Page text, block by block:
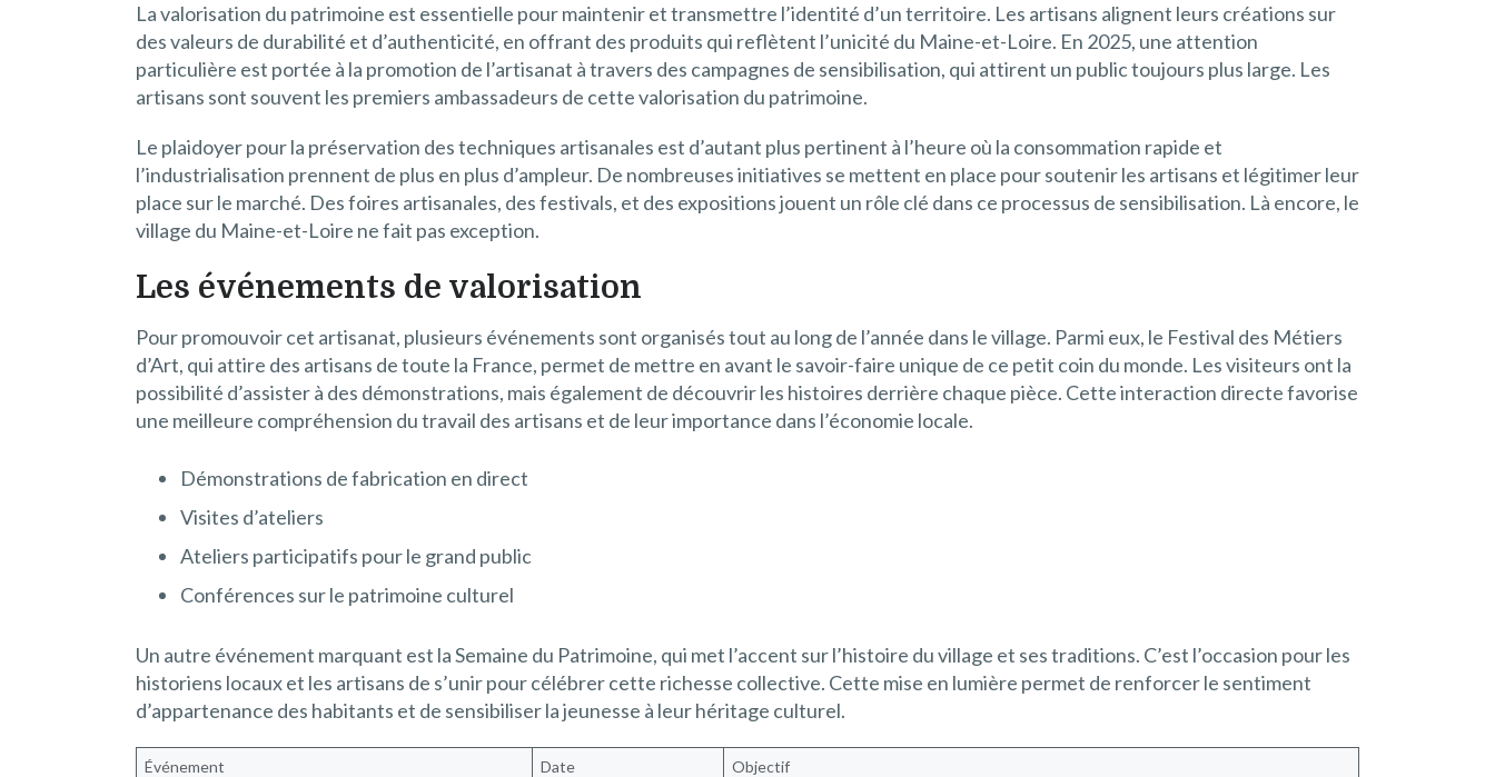
La valorisation du patrimoine est essentielle pour maintenir et transmettre l’identité d’un territoire. Les artisans alignent leurs créations sur
des valeurs de durabilité et d’authenticité, en offrant des produits qui reflètent l’unicité du Maine-et-Loire. En 2025, une attention
particulière est portée à la promotion de l’artisanat à travers des campagnes de sensibilisation, qui attirent un public toujours plus large. Les
artisans sont souvent les premiers ambassadeurs de cette valorisation du patrimoine.
Le plaidoyer pour la préservation des techniques artisanales est d’autant plus pertinent à l’heure où la consommation rapide et
l’industrialisation prennent de plus en plus d’ampleur. De nombreuses initiatives se mettent en place pour soutenir les artisans et légitimer leur
place sur le marché. Des foires artisanales, des festivals, et des expositions jouent un rôle clé dans ce processus de sensibilisation. Là encore, le
village du Maine-et-Loire ne fait pas exception.
Les événements de valorisation
Pour promouvoir cet artisanat, plusieurs événements sont organisés tout au long de l’année dans le village. Parmi eux, le Festival des Métiers
d’Art, qui attire des artisans de toute la France, permet de mettre en avant le savoir-faire unique de ce petit coin du monde. Les visiteurs ont la
possibilité d’assister à des démonstrations, mais également de découvrir les histoires derrière chaque pièce. Cette interaction directe favorise
une meilleure compréhension du travail des artisans et de leur importance dans l’économie locale.
Démonstrations de fabrication en direct
Visites d’ateliers
Ateliers participatifs pour le grand public
Conférences sur le patrimoine culturel
Un autre événement marquant est la Semaine du Patrimoine, qui met l’accent sur l’histoire du village et ses traditions. C’est l’occasion pour les
historiens locaux et les artisans de s’unir pour célébrer cette richesse collective. Cette mise en lumière permet de renforcer le sentiment
d’appartenance des habitants et de sensibiliser la jeunesse à leur héritage culturel.
Événement Date Objectif